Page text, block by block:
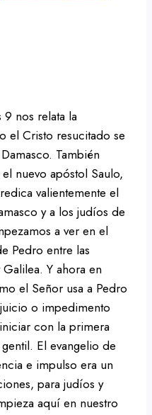
nos relata la
el Cristo resucitado se
También
nuevo apóstol Saulo,
valientemente el
y a los judíos de
a ver en el
Pedro entre las
Galilea. Y ahora en
el Señor usa a Pedro
o impedimento
con la primera
El evangelio de
e impulso era un
para judíos y
aquí en nuestro